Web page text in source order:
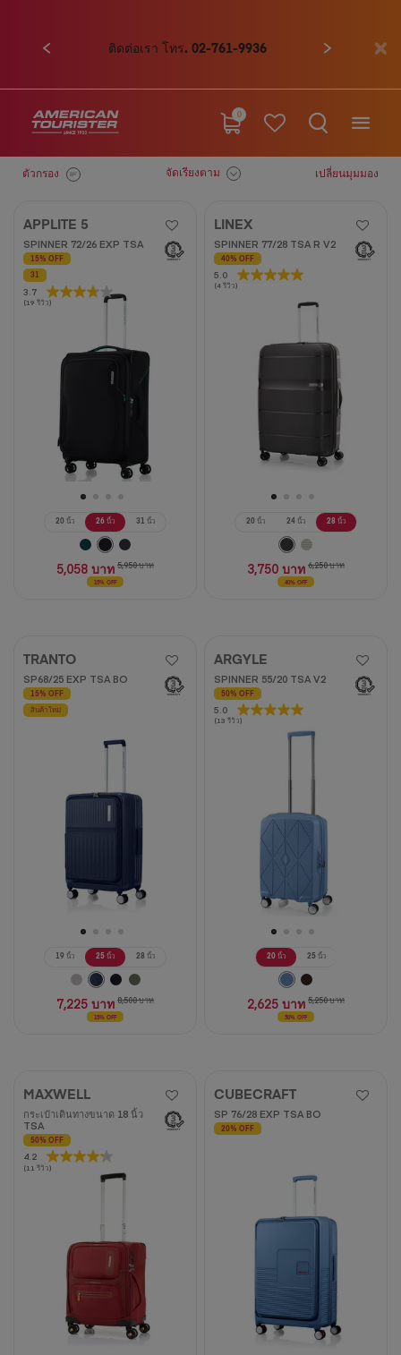
ติดต่อเรา โทร. 02-761-9936
0
เปลี่ยนมุมมอง
จัดเรียงตาม
ตัวกรอง
20 นิ้ว 26 นิ้ว 31 นิ้ว
APPLITE 5
SPINNER 72/26 EXP TSA
15% OFF
31
3.7
(19 รีวิว)
3.7
จาก
5,058 บาท 5,950 บาท
15% OFF
20 นิ้ว 24 นิ้ว 28 นิ้ว
LINEX
SPINNER 77/28 TSA R V2
40% OFF
5.0
(4 รีวิว)
5.0
จาก
3,750 บาท 6,250 บาท
40% OFF
19 นิ้ว 25 นิ้ว 28 นิ้ว
TRANTO
SP68/25 EXP TSA BO
15% OFF
สินค้าใหม่
7,225 บาท 8,500 บาท
15% OFF
20 นิ้ว 25 นิ้ว
ARGYLE
SPINNER 55/20 TSA V2
50% OFF
5.0
(13 รีวิว)
5.0
จาก
2,625 บาท 5,250 บาท
50% OFF
MAXWELL
กระเป๋าเดินทางขนาด 18 นิ้ว
TSA
50% OFF
4.2
(11 รีวิว)
4.2
จาก
CUBECRAFT
SP 76/28 EXP TSA BO
20% OFF